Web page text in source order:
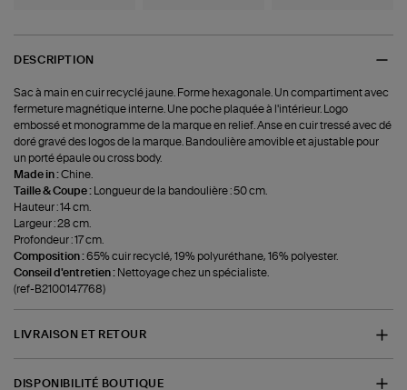
DESCRIPTION
Sac à main en cuir recyclé jaune. Forme hexagonale. Un compartiment avec
fermeture magnétique interne. Une poche plaquée à l'intérieur. Logo
embossé et monogramme de la marque en relief. Anse en cuir tressé avec dé
doré gravé des logos de la marque. Bandoulière amovible et ajustable pour
un porté épaule ou cross body.
Made in :Chine.
Taille & Coupe : Longueur de la bandoulière : 50 cm.
Hauteur : 14 cm.
Largeur : 28 cm.
Profondeur : 17 cm.
Composition :65% cuir recyclé, 19% polyuréthane, 16% polyester.
Conseil d'entretien : Nettoyage chez un spécialiste.
(ref-B2100147768)
LIVRAISON ET RETOUR
DISPONIBILITÉ BOUTIQUE